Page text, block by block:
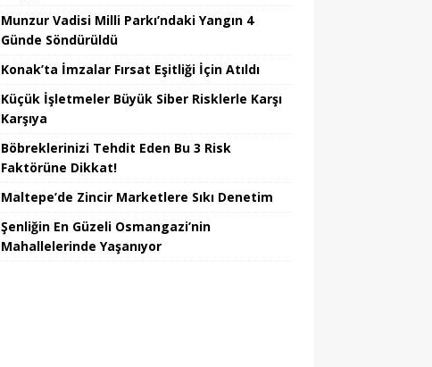
Munzur Vadisi Milli Parkı’ndaki Yangın 4
Günde Söndürüldü
Konak’ta İmzalar Fırsat Eşitliği İçin Atıldı
Küçük İşletmeler Büyük Siber Risklerle Karşı
Karşıya
Böbreklerinizi Tehdit Eden Bu 3 Risk
Faktörüne Dikkat!
Maltepe’de Zincir Marketlere Sıkı Denetim
Şenliğin En Güzeli Osmangazi’nin
Mahallelerinde Yaşanıyor